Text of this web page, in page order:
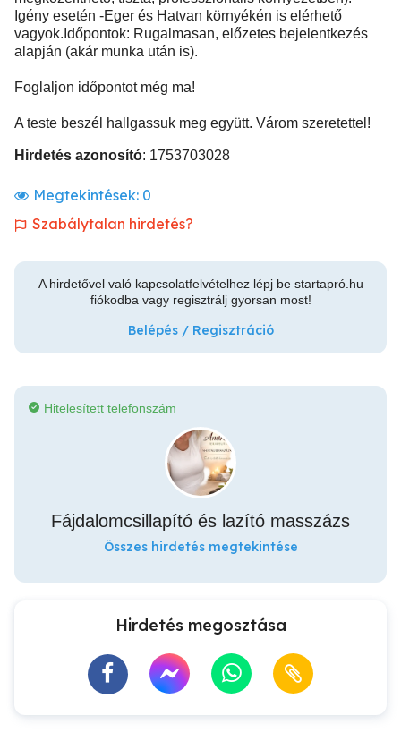
Igény esetén -Eger és Hatvan környékén is elérhető
vagyok.Időpontok: Rugalmasan, előzetes bejelentkezés
alapján (akár munka után is).
Foglaljon időpontot még ma!
A teste beszél hallgassuk meg együtt. Várom szeretettel!
Hirdetés azonosító: 1753703028
Megtekintések: 0
Szabálytalan hirdetés?
A hirdetővel való kapcsolatfelvételhez lépj be startapró.hu
fiókodba vagy regisztrálj gyorsan most!
Belépés / Regisztráció
Hitelesített telefonszám
Fájdalomcsillapító és lazító masszázs
Összes hirdetés megtekintése
Hirdetés megosztása